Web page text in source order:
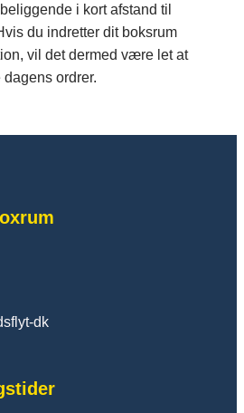
i kort afstand til
du indretter dit boksrum
vil det dermed være let at
ordrer.
dk